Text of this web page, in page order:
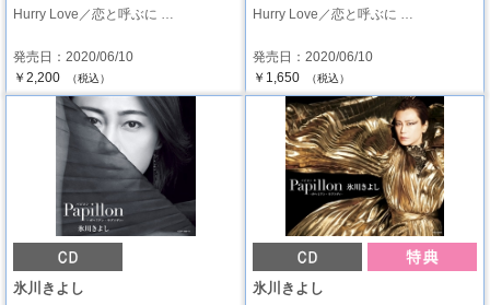
Hurry Love／恋と呼ぶに …
発売日：2020/06/10
￥2,200
（税込）
Hurry Love／恋と呼ぶに …
発売日：2020/06/10
￥1,650
（税込）
氷川きよし 氷川きよし